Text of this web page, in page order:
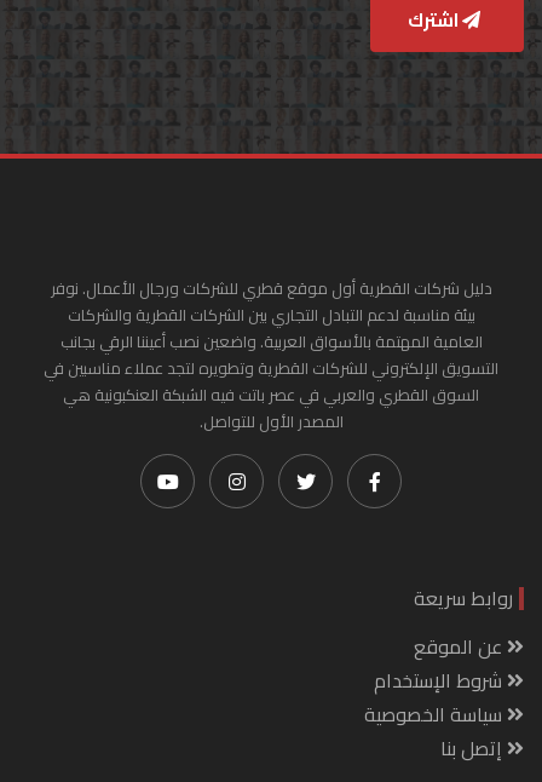
اشترك
دليل شركات القطرية أول موقع قطري للشركات ورجال الأعمال. نوفر
بيئة مناسبة لدعم التبادل التجاري بين الشركات القطرية والشركات
العامية المهتمة بالأسواق العربية. واضعين نصب أعيننا الرقي بجانب
التسويق الإلكتروني للشركات القطرية وتطويره لتجد عملاء مناسبين في
السوق القطري والعربي في عصر باتت فيه الشبكة العنكبونية هي
المصدر الأول للتواصل.
روابط سريعة
عن الموقع
شروط الإستخدام
سياسة الخصوصية
إتصل بنا